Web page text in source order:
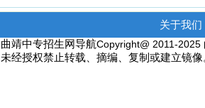
关于我们
曲靖中专招生网导航Copyright@ 2011-2025
未经授权禁止转载、摘编、复制或建立镜